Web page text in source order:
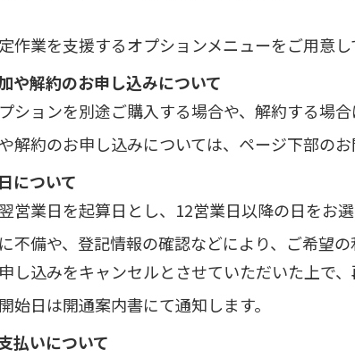
作業を支援するオプションメニューをご用意
や解約のお申し込みについて
ションを別途ご購入する場合や、解約する場
解約のお申し込みについては、ページ下部の
について
営業日を起算日とし、12営業日以降の日をお選
不備や、登記情報の確認などにより、ご希望
し込みをキャンセルとさせていただいた上で
始日は開通案内書にて通知します。
払いについて